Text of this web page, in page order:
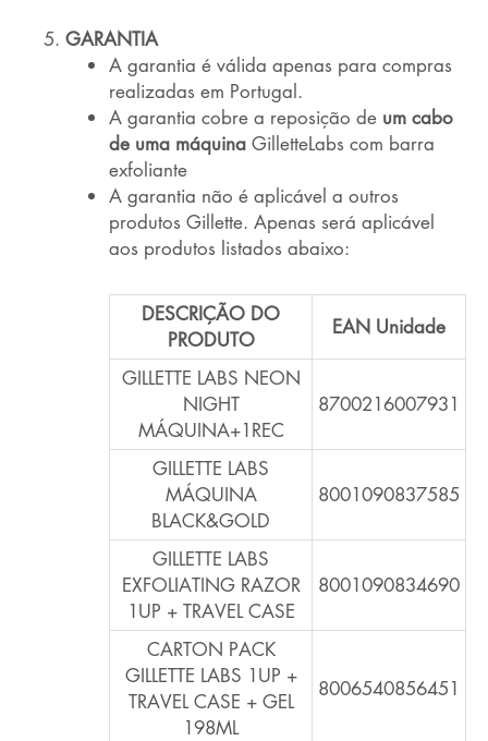
GARANTIA
A garantia é válida apenas para compras
realizadas em Portugal.
A garantia cobre a reposição de um cabo
de uma máquina GilletteLabs com barra
exfoliante
A garantia não é aplicável a outros
produtos Gillette. Apenas será aplicável
aos produtos listados abaixo:
DESCRIÇÃO DO
PRODUTO
EAN Unidade
GILLETTE LABS NEON
NIGHT
MÁQUINA+1REC
8700216007931
GILLETTE LABS
MÁQUINA
BLACK&GOLD
8001090837585
GILLETTE LABS
EXFOLIATING RAZOR
1UP + TRAVEL CASE
8001090834690
CARTON PACK
GILLETTE LABS 1UP +
TRAVEL CASE + GEL
198ML
8006540856451